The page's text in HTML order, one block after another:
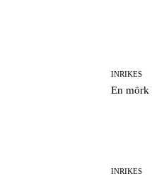
INRIKES
En mörk
INRIKES